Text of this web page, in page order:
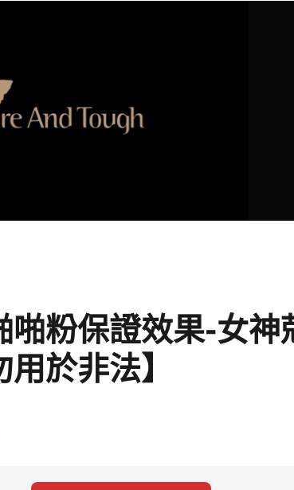
啪粉保證效果-女神
於非法】